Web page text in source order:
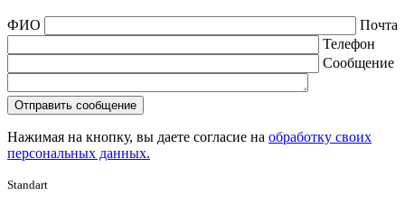
ФИО
Почта
Телефон
Сообщение
Нажимая на кнопку, вы даете согласие на обработку своих
персональных данных.
Standart